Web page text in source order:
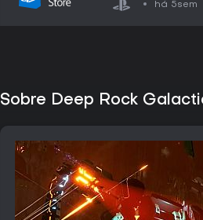
há 5sem
Sobre Deep Rock